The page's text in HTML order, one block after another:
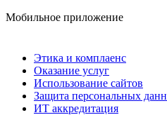
Мобильное приложение
Этика и комплаенс
Оказание услуг
Использование сайтов
Защита персональных
ИТ аккредитация